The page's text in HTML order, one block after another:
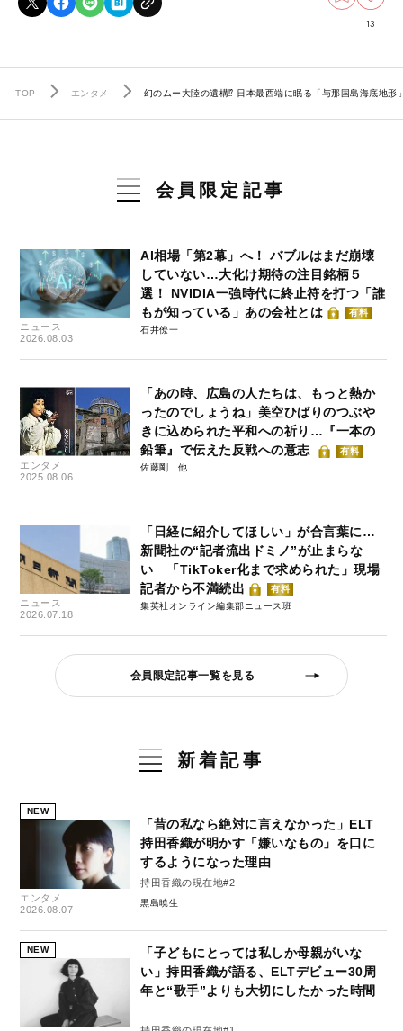
13
TOP エンタメ 幻のムー大陸の遺構⁉ 日本最西端に眠る「与那国島海底地形
会員限定記事
ニュース
2026.08.03
AI相場「第2幕」へ！ バブルはまだ崩壊
していない…大化け期待の注目銘柄５
選！ NVIDIA一強時代に終止符を打つ「誰
もが知っている」あの会社とは
有料
石井僚一
エンタメ
2025.08.06
「あの時、広島の人たちは、もっと熱か
ったのでしょうね」美空ひばりのつぶや
きに込められた平和への祈り…『一本の
鉛筆』で伝えた反戦への意志
有料
佐藤剛
ニュース
2026.07.18
「日経に紹介してほしい」が合言葉に…
新聞社の“記者流出ドミノ”が止まらな
い 「TikToker化まで求められた」現場
記者から不満続出
有料
集英社オンライン編集部ニュース班
会員限定記事一覧を見る
新着記事
NEW
エンタメ
2026.08.07
「昔の私なら絶対に言えなかった」ELT
持田香織が明かす「嫌いなもの」を口に
するようになった理由
持田香織の現在地#2
黒島暁生
NEW
「子どもにとっては私しか母親がいな
い」持田香織が語る、ELTデビュー30周
年と“歌手”よりも大切にしたかった時間